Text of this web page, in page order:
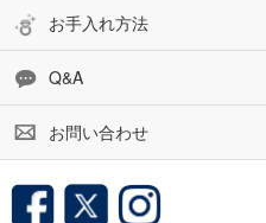
お手入れ方法
Q&A
お問い合わせ